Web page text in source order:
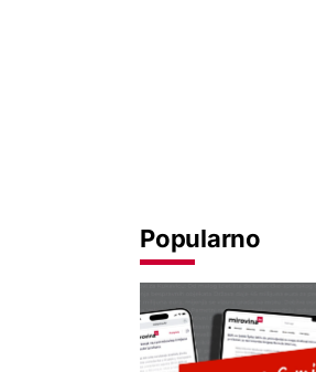
Popularno